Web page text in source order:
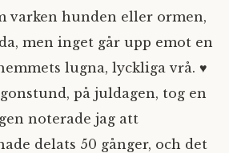
varken hunden eller ormen,
men inget går upp emot en
lugna, lyckliga vrå. ♥
på juldagen, tog en
noterade jag att
delats 50 gånger, och det